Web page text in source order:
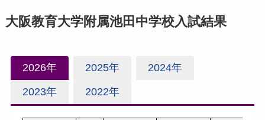
大阪教育大学附属池田中学校入試結果
2026年 2025年 2024年
2023年 2022年